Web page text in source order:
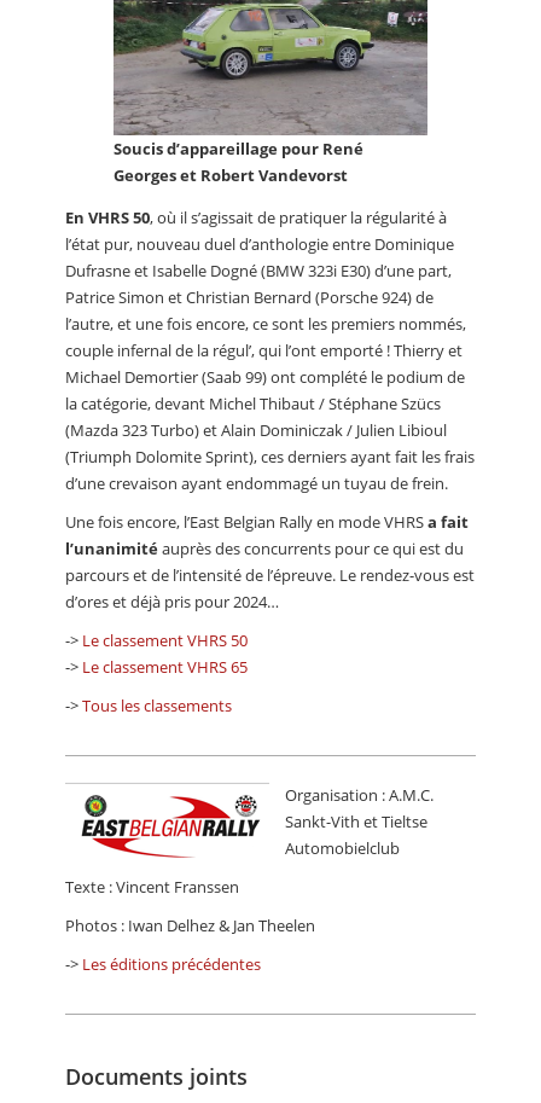
Soucis d’appareillage pour René
Georges et Robert Vandevorst
En VHRS 50, où il s’agissait de pratiquer la régularité à
l’état pur, nouveau duel d’anthologie entre Dominique
Dufrasne et Isabelle Dogné (BMW 323i E30) d’une part,
Patrice Simon et Christian Bernard (Porsche 924) de
l’autre, et une fois encore, ce sont les premiers nommés,
couple infernal de la régul’, qui l’ont emporté ! Thierry et
Michael Demortier (Saab 99) ont complété le podium de
la catégorie, devant Michel Thibaut / Stéphane Szücs
(Mazda 323 Turbo) et Alain Dominiczak / Julien Libioul
(Triumph Dolomite Sprint), ces derniers ayant fait les frais
d’une crevaison ayant endommagé un tuyau de frein.
Une fois encore, l’East Belgian Rally en mode VHRSa fait
l’unanimitéauprès des concurrents pour ce qui est du
parcours et de l’intensité de l’épreuve. Le rendez-vous est
d’ores et déjà pris pour 2024…
-> Le classement VHRS 50
-> Le classement VHRS 65
->Tous les classements
Organisation : A.M.C.
Sankt-Vith et Tieltse
Automobielclub
Texte : Vincent Franssen
Photos : Iwan Delhez & Jan Theelen
-> Les éditions précédentes
Documents joints